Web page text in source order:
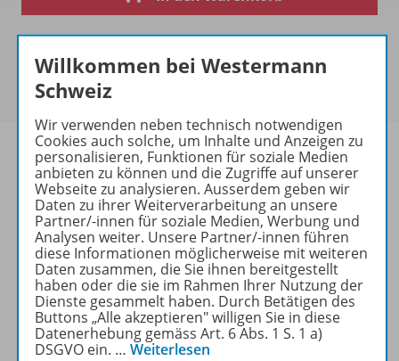
Produktinformationen
Zugehörige Produkte
Benachrichtigungs-Service
Willkommen bei Westermann
Schweiz
Wir verwenden neben technisch notwendigen
Cookies auch solche, um Inhalte und Anzeigen zu
personalisieren, Funktionen für soziale Medien
anbieten zu können und die Zugriffe auf unserer
Webseite zu analysieren. Ausserdem geben wir
Daten zu ihrer Weiterverarbeitung an unsere
Partner/-innen für soziale Medien, Werbung und
Analysen weiter. Unsere Partner/-innen führen
diese Informationen möglicherweise mit weiteren
Daten zusammen, die Sie ihnen bereitgestellt
haben oder die sie im Rahmen Ihrer Nutzung der
Dienste gesammelt haben. Durch Betätigen des
Buttons „Alle akzeptieren" willigen Sie in diese
Datenerhebung gemäss Art. 6 Abs. 1 S. 1 a)
DSGVO ein. … Weiterlesen